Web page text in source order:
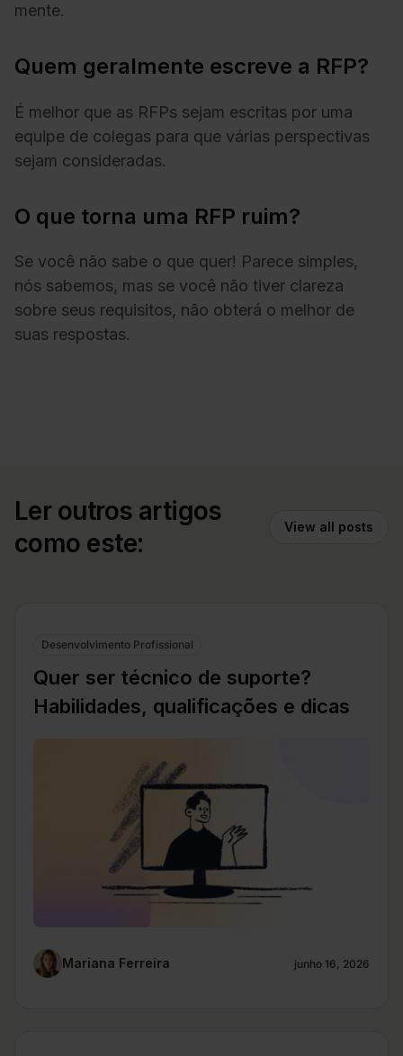
mente.
Quem geralmente escreve a RFP?
É melhor que as RFPs sejam escritas por uma
equipe de colegas para que várias perspectivas
sejam consideradas.
O que torna uma RFP ruim?
Se você não sabe o que quer! Parece simples,
nós sabemos, mas se você não tiver clareza
sobre seus requisitos, não obterá o melhor de
suas respostas.
Ler outros artigos
como este:
View all posts
Desenvolvimento Profissional
Quer ser técnico de suporte?
Habilidades, qualificações e dicas
Mariana Ferreira junho 16, 2026